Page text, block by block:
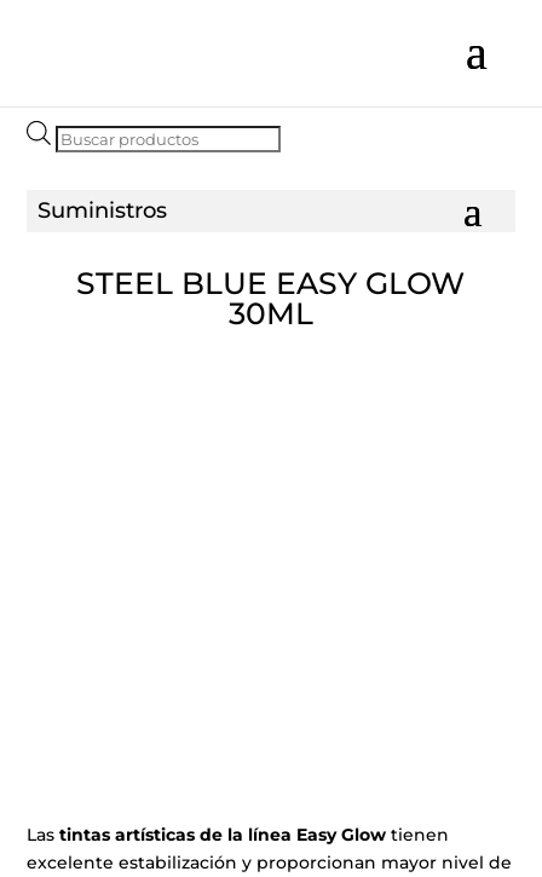
Búsqueda
STEEL BLUE EASY GLOW
30ML
Lastintas artísticas de la línea Easy Glow tienen
excelente estabilización y proporcionan mayor nivel de